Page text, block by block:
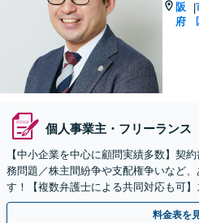
阪
府
|
個人事業主・フリーランス
【中小企業を中心に顧問実績多数】契
務問題／株主間紛争や支配権争いなど
す！【複数弁護士による共同対応も可
にご連絡ください。【初回相談無料】
料金表を